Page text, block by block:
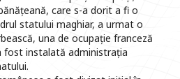
care s-a dorit a fi o
statului maghiar, a urmat o
una de ocupație franceză
fost instalată administrația